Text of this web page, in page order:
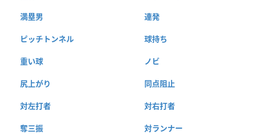
満塁男 連発
ピッチトンネル 球持ち
重い球 ノビ
尻上がり 同点阻止
対左打者 対右打者
奪三振 対ランナー